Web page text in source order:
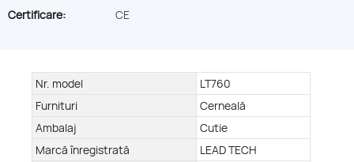
Certificare:
CE
Nr. model
LT760
Furnituri
Cerneală
Ambalaj
Cutie
Marcă înregistrată
LEAD TECH